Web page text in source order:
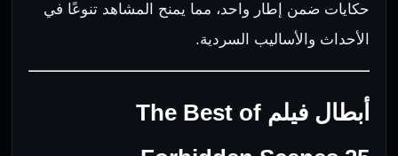
حكايات ضمن إطار واحد، مما يمنح المشاهد تنوعًا في
الأحداث والأساليب السردية.
أبطال فيلم The Best of